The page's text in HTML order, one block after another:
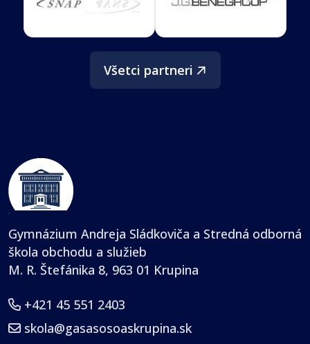
Všetci partneri
Gymnázium Andreja Sládkoviča a Stredná odborná
škola obchodu a služieb
M. R. Štefánika 8, 963 01 Krupina
+421 45 551 2403
skola@gasasosoaskrupina.sk